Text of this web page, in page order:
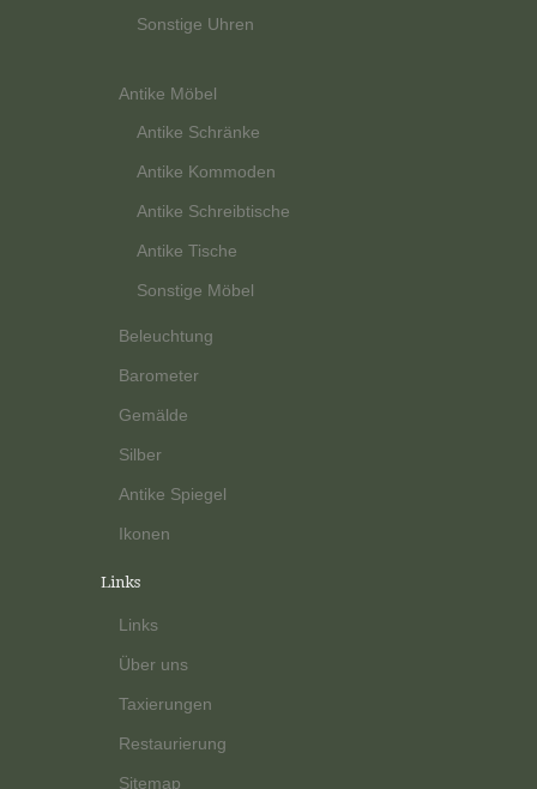
Sonstige Uhren
Antike Möbel
Antike Schränke
Antike Kommoden
Antike Schreibtische
Antike Tische
Sonstige Möbel
Beleuchtung
Barometer
Gemälde
Silber
Antike Spiegel
Ikonen
Links
Links
Über uns
Taxierungen
Restaurierung
Sitemap